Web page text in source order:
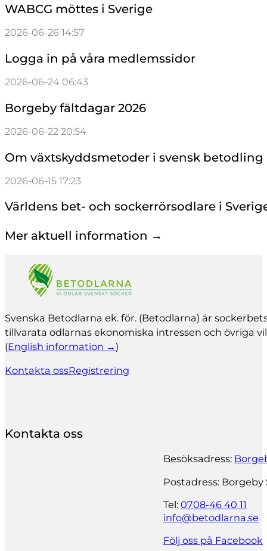
WABCG möttes i Sverige
2026-06-26 14:57
Logga in på våra medlemssidor
2026-06-24 06:43
Borgeby fältdagar 2026
2026-06-22 20:54
Om växtskyddsmetoder i svensk betodling
2026-06-15 17:23
Världens bet- och sockerrörsodlare i
Mer aktuell information →
Svenska Betodlarna ek. för. (Betodlarna) är
tillvarata odlarnas ekonomiska intressen och övriga
(English information →)
Kontakta ossRegistrering
Kontakta oss
Besöksadress:
Postadress: Borgeby
Tel: 0708-46 40 11
info@betodlarna.se
Följ oss på Facebook